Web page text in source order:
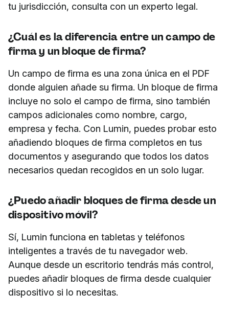
tu jurisdicción, consulta con un experto legal.
¿Cuál es la diferencia entre un campo de
firma y un bloque de firma?
Un campo de firma es una zona única en el PDF
donde alguien añade su firma. Un bloque de firma
incluye no solo el campo de firma, sino también
campos adicionales como nombre, cargo,
empresa y fecha. Con Lumin, puedes probar esto
añadiendo bloques de firma completos en tus
documentos y asegurando que todos los datos
necesarios quedan recogidos en un solo lugar.
¿Puedo añadir bloques de firma desde un
dispositivo móvil?
Sí, Lumin funciona en tabletas y teléfonos
inteligentes a través de tu navegador web.
Aunque desde un escritorio tendrás más control,
puedes añadir bloques de firma desde cualquier
dispositivo si lo necesitas.